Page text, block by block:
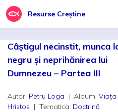
Resurse Creștine
Câștigul necinstit, munca
negru și neprihănirea lui
Dumnezeu – Partea III
Autor: Petru Loga | Album: Viața
Hristos | Tematica: Doctrină